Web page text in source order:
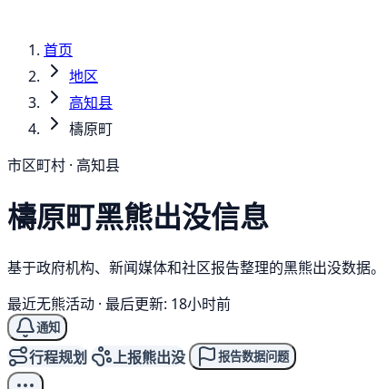
首页
地区
高知县
檮原町
市区町村 · 高知县
檮原町黑熊出没信息
基于政府机构、新闻媒体和社区报告整理的黑熊出没数据。
最近无熊活动 · 最后更新: 18小时前
通知
行程规划 上报熊出没 报告数据问题